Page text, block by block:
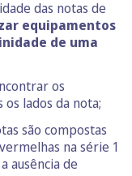
das notas de
equipamentos
de uma
os
lados da nota;
são compostas
na série 1
ausência de